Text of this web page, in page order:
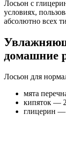
Лосьон с
условиях,
абсолютно всех
домашние
Лосьон для
мята
кипяток —
глицерин —